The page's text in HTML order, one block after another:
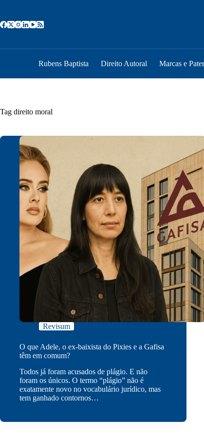
o
conteúdo
Rubens Baptista Direito Autoral Marcas e
Tag direito moral
Revisum
O que Adele, o ex-baixista do Pixies e a Gafisa
têm em comum?
Todos já foram acusados de plágio. E não
foram os únicos. O termo “plágio” não é
exatamente novo no vocabulário jurídico, mas
tem ganhado contornos…